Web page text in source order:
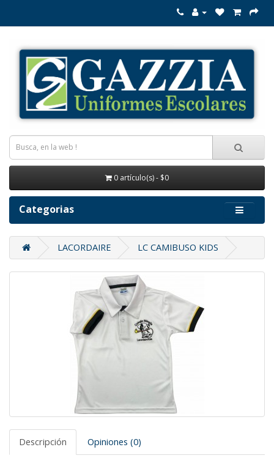
0 artículo(s) - $0
Categorias
LACORDAIRE LC CAMIBUSO KIDS
Descripción Opiniones (0)